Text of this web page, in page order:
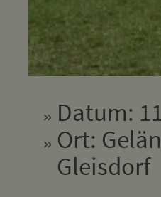
Datum:
Ort:
Gleisdorf